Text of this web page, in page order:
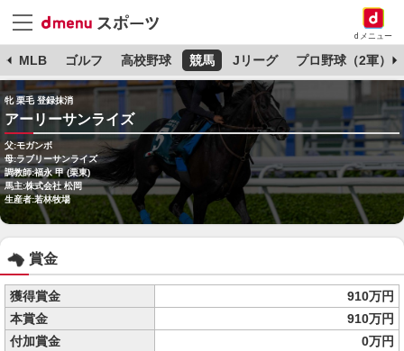
dメニュー
MLB ゴルフ 高校野球 競馬 Jリーグ プロ野球（2軍）
牝 栗毛 登録抹消
アーリーサンライズ
父:モガンボ
母:ラブリーサンライズ
調教師:福永 甲 (栗東)
馬主:株式会社 松岡
生産者:若林牧場
賞金
獲得賞金
910万円
本賞金
910万円
付加賞金
0万円